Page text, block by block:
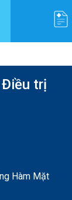
Điều trị
Hàm Mặt